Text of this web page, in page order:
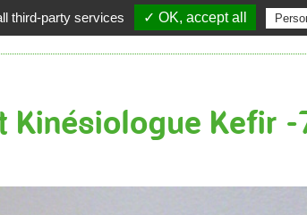
Kinésiologue Kefir -
third-party services ✓ OK, accept all